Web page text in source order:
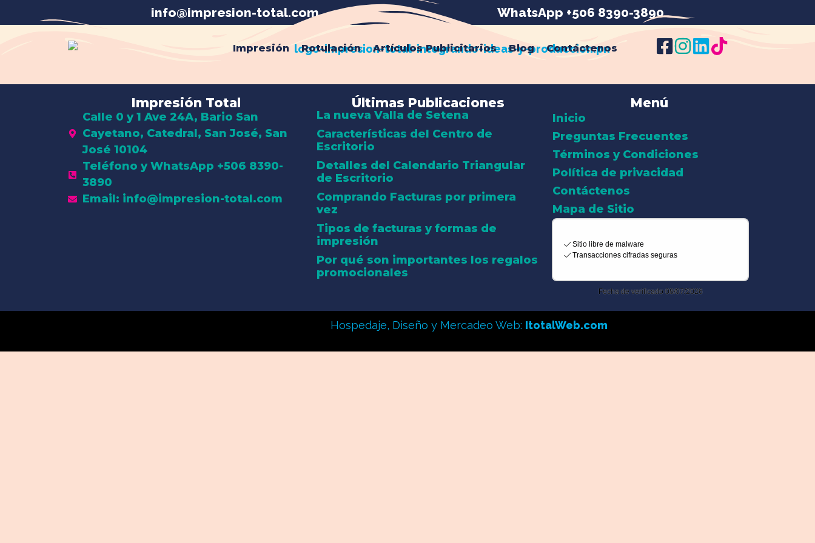
info@impresion-total.com WhatsApp +506 8390-3890
Impresión Rotulación Artículos Publicitarios Blog Contáctenos
Impresión Total
Calle 0 y 1 Ave 24A, Bario San
Cayetano, Catedral, San José, San
José 10104
Teléfono y WhatsApp +506 8390-
3890
Email: info@impresion-total.com
Últimas Publicaciones
La nueva Valla de Setena
Características del Centro de
Escritorio
Detalles del Calendario Triangular
de Escritorio
Comprando Facturas por primera
vez
Tipos de facturas y formas de
impresión
Por qué son importantes los regalos
promocionales
Menú
Inicio
Preguntas Frecuentes
Términos y Condiciones
Política de privacidad
Contáctenos
Mapa de Sitio
Hospedaje, Diseño y Mercadeo Web: ItotalWeb.com